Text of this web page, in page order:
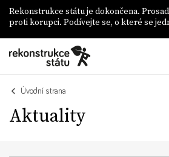
Rekonstrukce státu je dokončena.
proti korupci. Podívejte se, o které se
Úvodní strana
Aktuality